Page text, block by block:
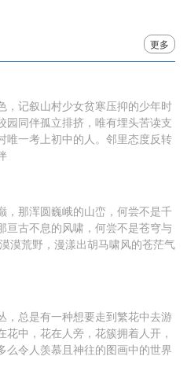
更多
，记叙山村少女贫寒压抑的少年时
园同伴孤立排挤，唯有埋头苦读支
唯一考上初中的人。邻里态度反转
，那浑圆巍峨的山峦，何尝不是千
亘古不息的风啸，何尝不是苍穹与
漠荒野，漫漾出胡马啸风的苍茫气
，总是有一种想要走到繁花中去游
花中，花在人旁，花簇拥着人开，
么令人羡慕且神往的图画中的世界